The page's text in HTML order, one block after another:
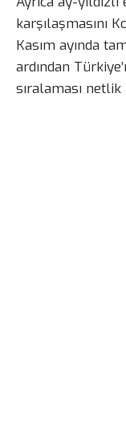
karşılaşmasını
Kasım ayında
ardından
sıralaması netlik